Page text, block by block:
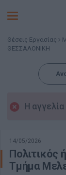
Toggle
Θέσεις Εργασίας
ΘΕΣΣΑΛΟΝΙΚΗ
Η αγγελία
14/05/2026
Πολιτικός
Τμήμα